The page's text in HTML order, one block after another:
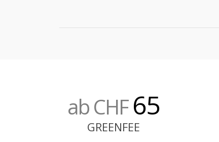
ab CHF65
GREENFEE